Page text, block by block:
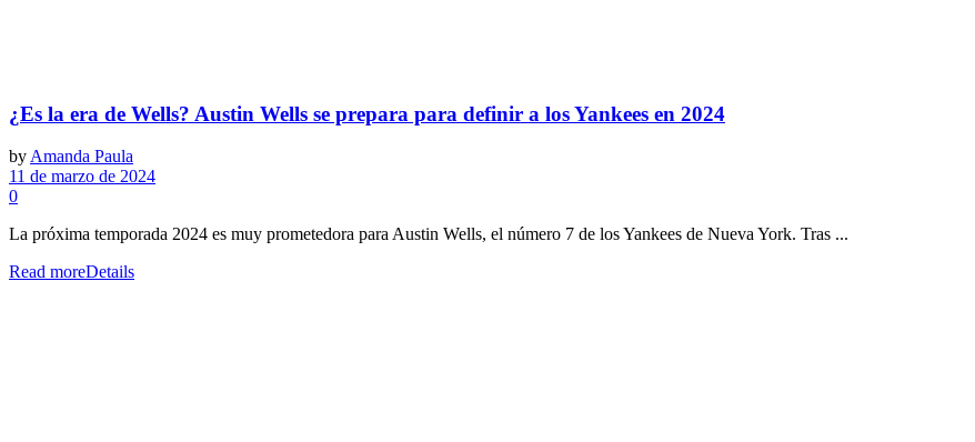
¿Es la era de Wells? Austin Wells se prepara para definir a los Yankees en 2024
by Amanda Paula
11 de marzo de 2024
0
La próxima temporada 2024 es muy prometedora para Austin Wells, el número 7 de los Yankees de Nueva York. Tras ...
Read moreDetails